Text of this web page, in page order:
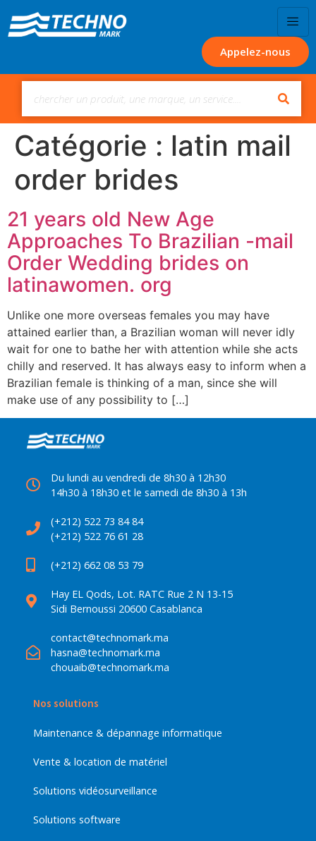
Appelez-nous
Catégorie : latin mail
order brides
21 years old New Age
Approaches To Brazilian -mail
Order Wedding brides on
latinawomen. org
Unlike one more overseas females you may have
attained earlier than, a Brazilian woman will never idly
wait for one to bathe her with attention while she acts
chilly and reserved. It has always easy to inform when a
Brazilian female is thinking of a man, since she will
make use of any possibility to […]
Du lundi au vendredi de 8h30 à 12h30
14h30 à 18h30 et le samedi de 8h30 à 13h
(+212) 522 73 84 84
(+212) 522 76 61 28
(+212) 662 08 53 79
Hay EL Qods, Lot. RATC Rue 2 N 13-15
Sidi Bernoussi 20600 Casablanca
contact@technomark.ma
hasna@technomark.ma
chouaib@technomark.ma
Nos solutions
Maintenance & dépannage informatique
Vente & location de matériel
Solutions vidéosurveillance
Solutions software